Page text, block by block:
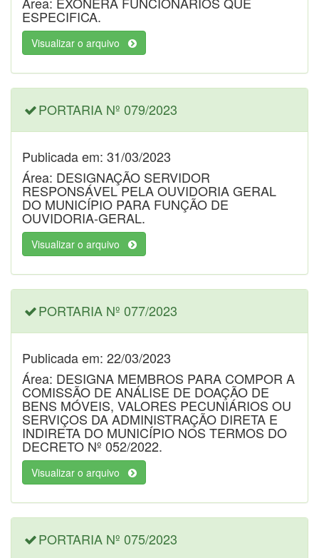
ESPECIFICA.
Visualizar o arquivo
PORTARIA Nº 079/2023
Publicada em: 31/03/2023
Área: DESIGNAÇÃO SERVIDOR
RESPONSÁVEL PELA OUVIDORIA GERAL
DO MUNICÍPIO PARA FUNÇÃO DE
OUVIDORIA-GERAL.
Visualizar o arquivo
PORTARIA Nº 077/2023
Publicada em: 22/03/2023
Área: DESIGNA MEMBROS PARA COMPOR A
COMISSÃO DE ANÁLISE DE DOAÇÃO DE
BENS MÓVEIS, VALORES PECUNIÁRIOS OU
SERVIÇOS DA ADMINISTRAÇÃO DIRETA E
INDIRETA DO MUNICÍPIO NOS TERMOS DO
DECRETO Nº 052/2022.
Visualizar o arquivo
PORTARIA Nº 075/2023